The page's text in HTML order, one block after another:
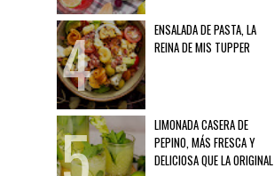
ENSALADA DE PASTA, LA
REINA DE MIS TUPPER
LIMONADA CASERA DE
PEPINO, MÁS FRESCA Y
DELICIOSA QUE LA ORIGINAL